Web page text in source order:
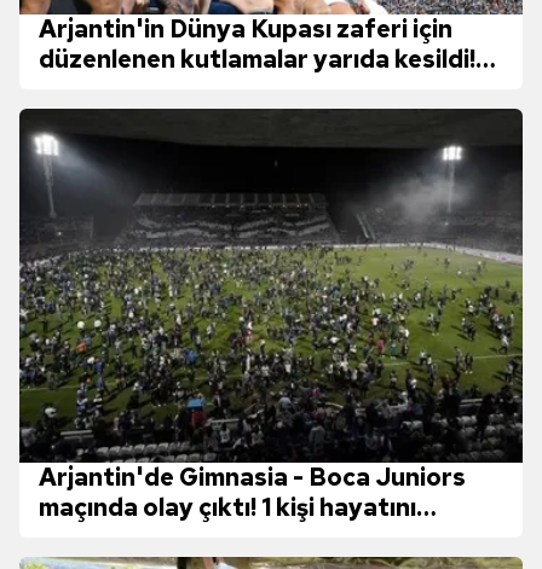
Arjantin'in Dünya Kupası zaferi için
düzenlenen kutlamalar yarıda kesildi!
Arjantin'de Gimnasia - Boca Juniors
maçında olay çıktı! 1 kişi hayatını